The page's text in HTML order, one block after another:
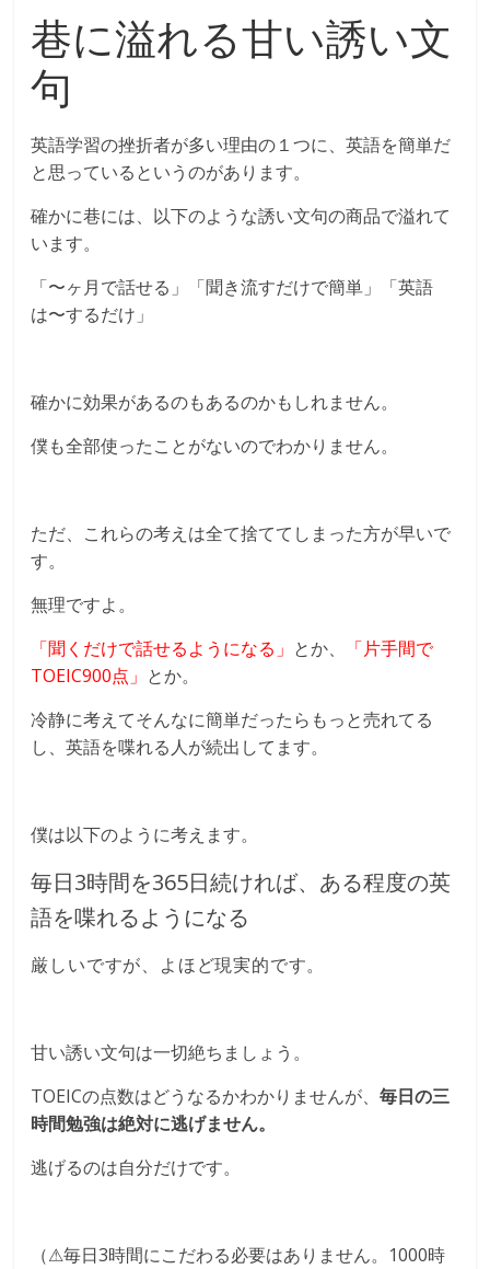
巷に溢れる甘い誘い文
句
英語学習の挫折者が多い理由の１つに、英語を簡単だ
と思っているというのがあります。
確かに巷には、以下のような誘い文句の商品で溢れて
います。
「〜ヶ月で話せる」「聞き流すだけで簡単」「英語
は〜するだけ」
確かに効果があるのもあるのかもしれません。
僕も全部使ったことがないのでわかりません。
ただ、これらの考えは全て捨ててしまった方が早いで
す。
無理ですよ。
「聞くだけで話せるようになる」 とか、
「片手間で
TOEIC900点」 とか。
冷静に考えてそんなに簡単だったらもっと売れてる
し、英語を喋れる人が続出してます。
僕は以下のように考えます。
毎日3時間を365日続ければ、ある程度の英
語を喋れるようになる
厳しいですが、よほど現実的です。
甘い誘い文句は一切絶ちましょう。
TOEICの点数はどうなるかわかりませんが、毎日の三
時間勉強は絶対に逃げません。
逃げるのは自分だけです。
（⚠︎毎日3時間にこだわる必要はありません。1000時